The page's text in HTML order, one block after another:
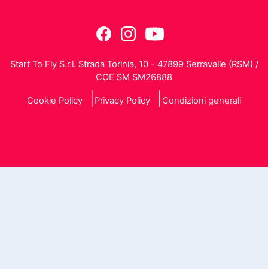
Start To Fly S.r.l. Strada Torinia, 10 - 47899 Serravalle (RSM) /
COE SM SM26888
Cookie Policy Privacy Policy Condizioni generali